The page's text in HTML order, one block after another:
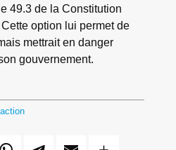
49.3 de la Constitution
option lui permet de
mettrait en danger
gouvernement.